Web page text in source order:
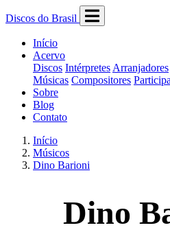
Discos do Brasil
Início
Acervo
Discos Intérpretes Arranjadores
Músicas Compositores
Sobre
Blog
Contato
Início
Músicos
Dino Barioni
Dino